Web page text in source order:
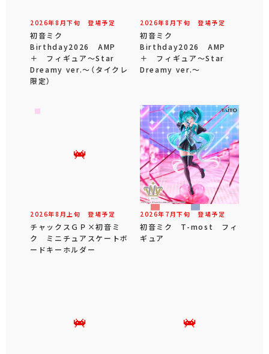
2026年8 月下旬 登場予定
初音ミク
Birthday2026 AMP
＋ フィギュア～Star
Dreamy ver.～（タイクレ
限定）
2026年8 月下旬 登場予定
初音ミク
Birthday2026 AMP
＋ フィギュア～Star
Dreamy ver.～
2026年8 月 上旬 登場予定
チャックスＧＰ×初音ミ
ク ミニチュアスケートボ
ードキーホルダー
2026年 7 月下旬登場予定
初音ミク T-most フィ
ギュア